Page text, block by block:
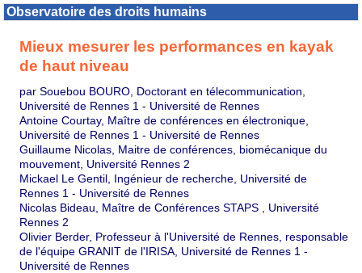
Observatoire des droits humains
Mieux mesurer les performances en kayak
de haut niveau
par Souebou BOURO, Doctorant en télecommunication,
Université de Rennes 1 - Université de Rennes
Antoine Courtay, Maître de conférences en électronique,
Université de Rennes 1 - Université de Rennes
Guillaume Nicolas, Maitre de conférences, biomécanique du
mouvement, Université Rennes 2
Mickael Le Gentil, Ingénieur de recherche, Université de
Rennes 1 - Université de Rennes
Nicolas Bideau, Maître de Conférences STAPS , Université
Rennes 2
Olivier Berder, Professeur à l'Université de Rennes, responsable
de l'équipe GRANIT de l'IRISA, Université de Rennes 1 -
Université de Rennes